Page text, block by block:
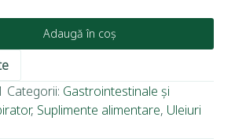
Adaugă în coș
Categorii: Gastrointestinale și
, Suplimente alimentare, Uleiuri